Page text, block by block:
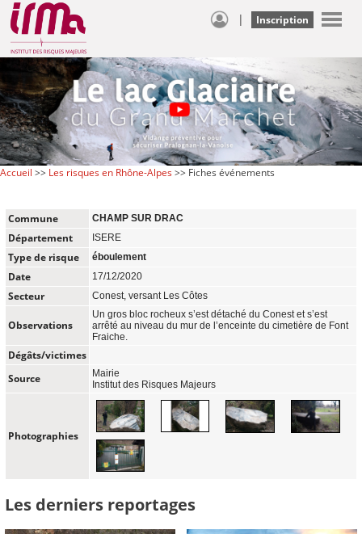
| Inscription
Accueil >> Les risques en Rhône-Alpes>> Fiches événements
Commune CHAMP SUR DRAC
Département ISERE
Type de risque éboulement
Date 17/12/2020
Secteur Conest, versant Les Côtes
Observations
Un gros bloc rocheux s’est détaché du Conest et s’est
arrêté au niveau du mur de l’enceinte du cimetière de Font
Fraiche.
Dégâts/victimes
Source
Mairie
Institut des Risques Majeurs
Photographies
Les derniers reportages